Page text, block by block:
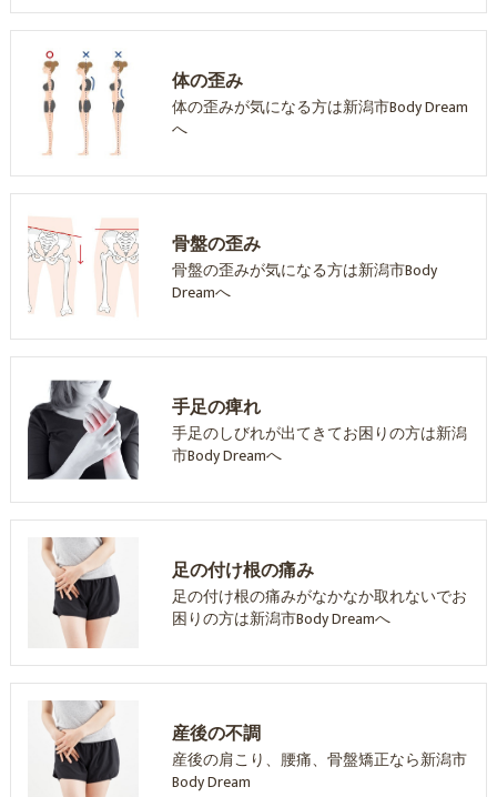
体の歪み
体の歪みが気になる方は新潟市Body Dream
へ
骨盤の歪み
骨盤の歪みが気になる方は新潟市Body
Dreamへ
手足の痺れ
手足のしびれが出てきてお困りの方は新潟
市Body Dreamへ
足の付け根の痛み
足の付け根の痛みがなかなか取れないでお
困りの方は新潟市Body Dreamへ
産後の不調
産後の肩こり、腰痛、骨盤矯正なら新潟市
Body Dream